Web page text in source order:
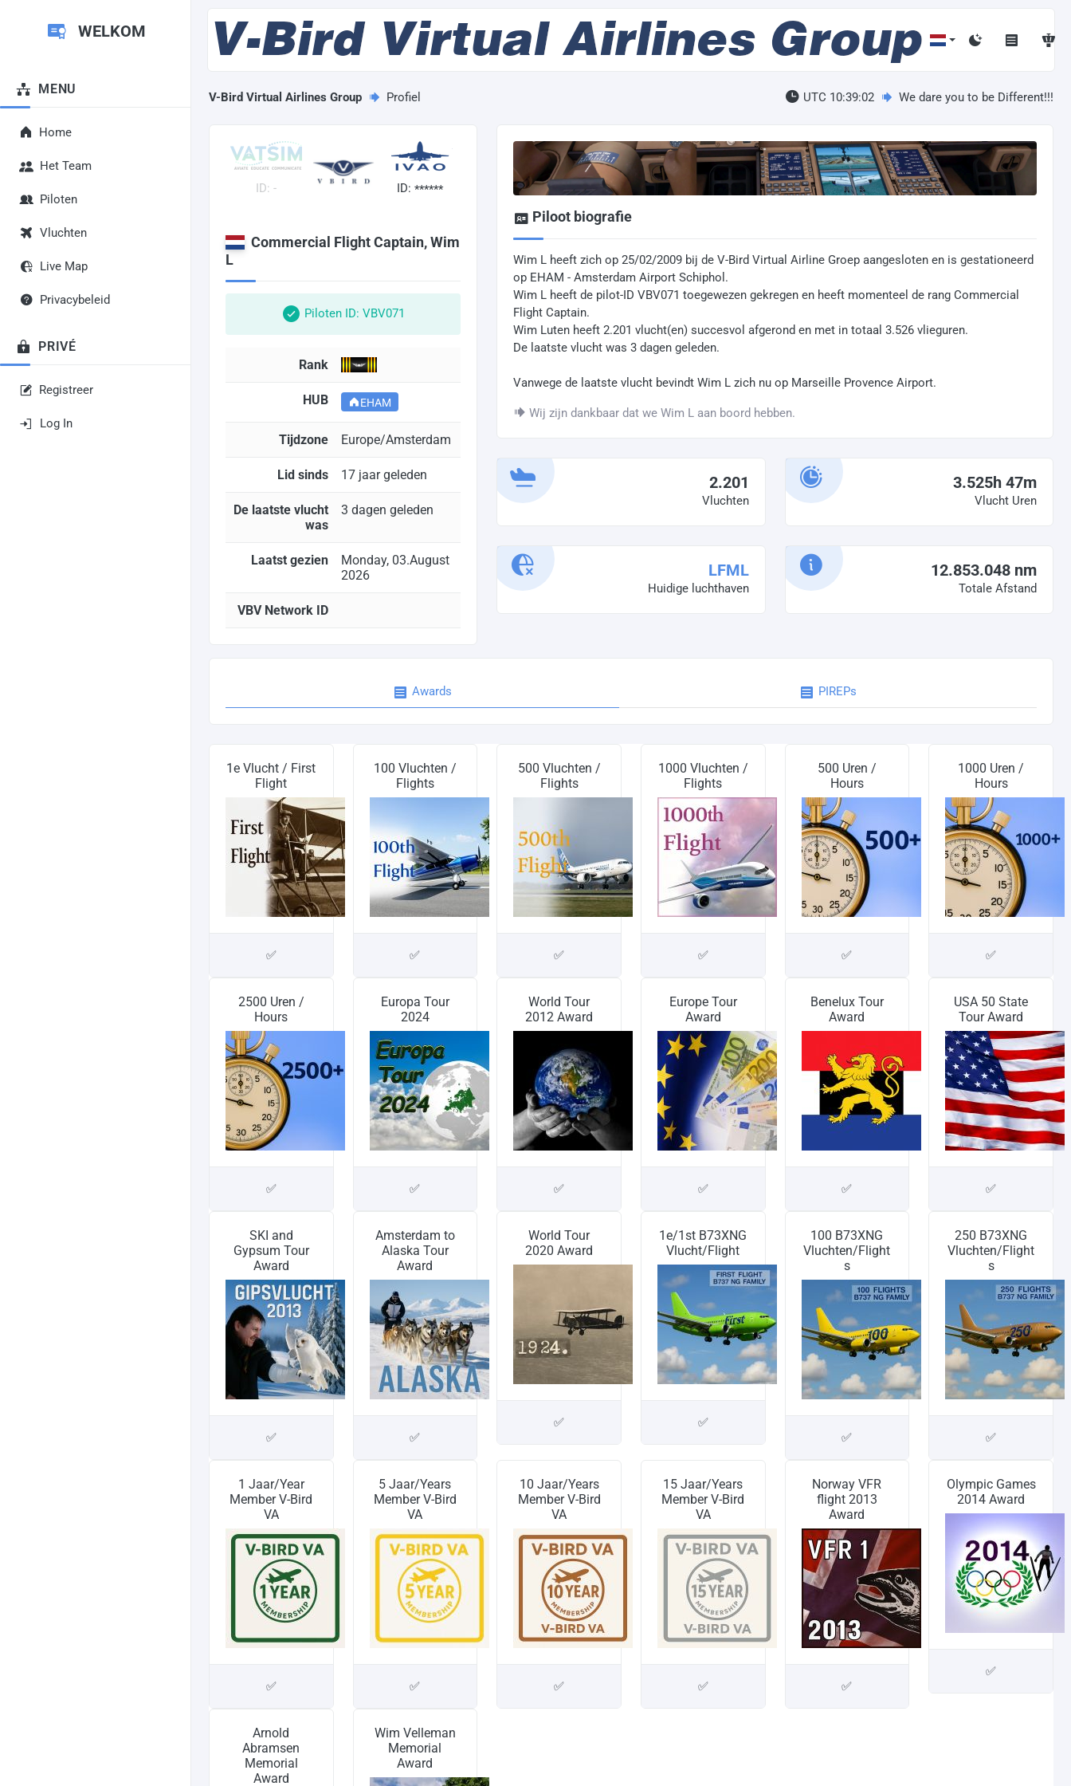
WELKOM
MENU
Home
Het Team
Piloten
Vluchten
Live Map
Privacybeleid
PRIVÉ
Registreer
Log In
V-Bird Virtual Airlines Group Profiel UTC 10:39:03 We dare you to be Different!!!
ID: - ID:******
Commercial Flight Captain, Wim
L
Piloten ID: VBV071
Rank
HUB EHAM
Tijdzone Europe/Amsterdam
Lid sinds 17 jaar geleden
De laatste vlucht
was
3 dagen geleden
Laatst gezien
Monday, 03.August
2026
VBV Network ID
Piloot biografie
Wim L heeft zich op 25/02/2009 bij de V-Bird Virtual Airline Groep aangesloten en is gestationeerd
op EHAM - Amsterdam Airport Schiphol.
Wim L heeft de pilot-ID VBV071 toegewezen gekregen en heeft momenteel de rang Commercial
Flight Captain.
Wim Luten heeft 2.201 vlucht(en) succesvol afgerond en met in totaal 3.526 vlieguren.
De laatste vlucht was 3 dagen geleden.
Vanwege de laatste vlucht bevindt Wim L zich nu op Marseille Provence Airport.
Wij zijn dankbaar dat we Wim L aan boord hebben.
2.201
Vluchten
3.525h 47m
Vlucht Uren
LFML
Huidige luchthaven
12.853.048 nm
Totale Afstand
Awards PIREPs
1e Vlucht / First
Flight
✅
100 Vluchten /
Flights
✅
500 Vluchten /
Flights
✅
1000 Vluchten /
Flights
✅
500 Uren /
Hours
✅
1000 Uren /
Hours
✅
2500 Uren /
Hours
✅
Europa Tour
2024
✅
World Tour
2012 Award
✅
Europe Tour
Award
✅
Benelux Tour
Award
✅
USA 50 State
Tour Award
✅
SKI and
Gypsum Tour
Award
✅
Amsterdam to
Alaska Tour
Award
✅
World Tour
2020 Award
✅
1e/1st B73XNG
Vlucht/Flight
✅
100 B73XNG
Vluchten/Flight
s
✅
250 B73XNG
Vluchten/Flight
s
✅
1 Jaar/Year
Member V-Bird
VA
✅
5 Jaar/Years
Member V-Bird
VA
✅
10 Jaar/Years
Member V-Bird
VA
✅
15 Jaar/Years
Member V-Bird
VA
✅
Norway VFR
flight 2013
Award
✅
Olympic Games
2014 Award
✅
Arnold
Abramsen
Memorial
Award
Wim Velleman
Memorial
Award